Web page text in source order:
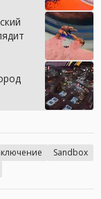
Sandbox